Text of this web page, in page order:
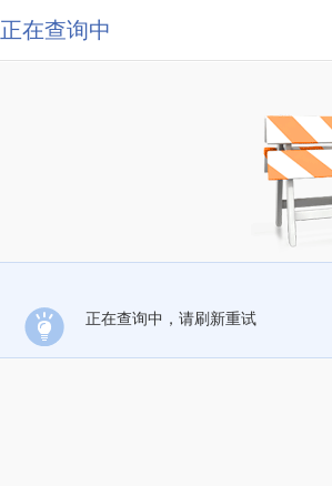
正在查询中
正在查询中，请刷新重试